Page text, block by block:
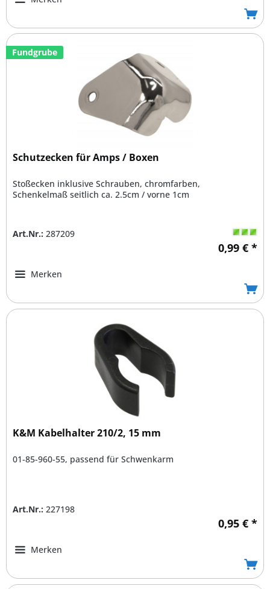
Fundgrube
Schutzecken für Amps / Boxen
Stoßecken inklusive Schrauben, chromfarben,
Schenkelmaß seitlich ca. 2.5cm / vorne 1cm
Art.Nr.: 287209
0,99 € *
Merken
K&M Kabelhalter 210/2, 15 mm
01-85-960-55, passend für Schwenkarm
Art.Nr.: 227198
0,95 € *
Merken